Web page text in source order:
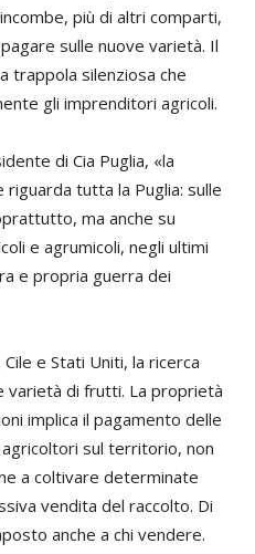
più di altri comparti,
sulle nuove varietà. Il
trappola silenziosa che
gli imprenditori agricoli.
di Cia Puglia, «la
tutta la Puglia: sulle
ma anche su
e agrumicoli, negli ultimi
e propria guerra dei
e Stati Uniti, la ricerca
varietà di frutti. La proprietà
implica il pagamento delle
sul territorio, non
a coltivare determinate
vendita del raccolto. Di
anche a chi vendere.